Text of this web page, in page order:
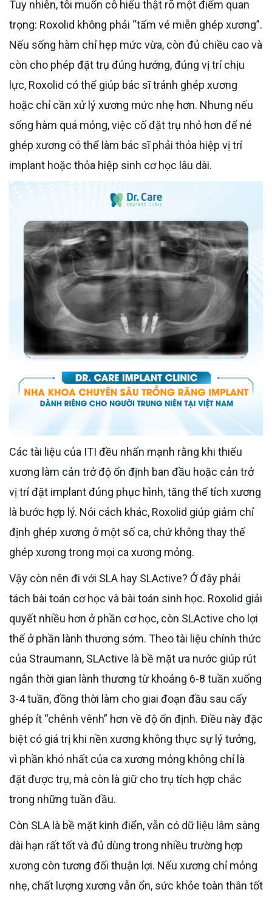
Tuy nhiên, tôi muốn cô hiểu thật rõ một điểm quan
trọng: Roxolid không phải “tấm vé miễn ghép xương”.
Nếu sống hàm chỉ hẹp mức vừa, còn đủ chiều cao và
còn cho phép đặt trụ đúng hướng, đúng vị trí chịu
lực, Roxolid có thể giúp bác sĩ tránh ghép xương
hoặc chỉ cần xử lý xương mức nhẹ hơn. Nhưng nếu
sống hàm quá mỏng, việc cố đặt trụ nhỏ hơn để né
ghép xương có thể làm bác sĩ phải thỏa hiệp vị trí
implant hoặc thỏa hiệp sinh cơ học lâu dài.
Các tài liệu của ITI đều nhấn mạnh rằng khi thiếu
xương làm cản trở độ ổn định ban đầu hoặc cản trở
vị trí đặt implant đúng phục hình, tăng thể tích xương
là bước hợp lý. Nói cách khác, Roxolid giúp giảm chỉ
định ghép xương ở một số ca, chứ không thay thế
ghép xương trong mọi ca xương mỏng.
Vậy còn nên đi với SLA hay SLActive? Ở đây phải
tách bài toán cơ học và bài toán sinh học. Roxolid giải
quyết nhiều hơn ở phần cơ học, còn SLActive cho lợi
thế ở phần lành thương sớm. Theo tài liệu chính thức
của Straumann, SLActive là bề mặt ưa nước giúp rút
ngắn thời gian lành thương từ khoảng 6-8 tuần xuống
3-4 tuần, đồng thời làm cho giai đoạn đầu sau cấy
ghép ít “chênh vênh” hơn về độ ổn định. Điều này đặc
biệt có giá trị khi nền xương không thực sự lý tưởng,
vì phần khó nhất của ca xương mỏng không chỉ là
đặt được trụ, mà còn là giữ cho trụ tích hợp chắc
trong những tuần đầu.
Còn SLA là bề mặt kinh điển, vẫn có dữ liệu lâm sàng
dài hạn rất tốt và đủ dùng trong nhiều trường hợp
xương còn tương đối thuận lợi. Nếu xương chỉ mỏng
nhẹ, chất lượng xương vẫn ổn, sức khỏe toàn thân tốt